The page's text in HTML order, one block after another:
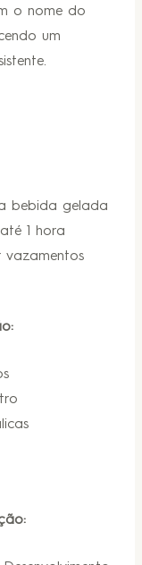
o nome do
um
bebida gelada
1 hora
vazamentos